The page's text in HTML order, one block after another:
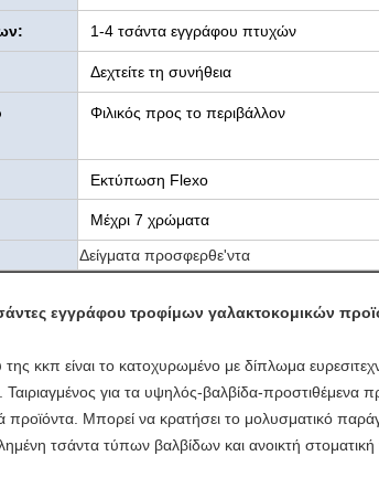
1-4 τσάντα εγγράφου πτυχών
Δεχτείτε τη συνήθεια
Φιλικός προς το περιβάλλον
Εκτύπωση Flexo
Μέχρι 7 χρώματα
Δείγματα προσφερθε'ντα
εγγράφου τροφίμων γαλακτοκομικών
κκπ είναι το κατοχυρωμένο με δίπλωμα
Ταιριαγμένος για τα υψηλός-βαλβίδα-προστιθέμενα
προϊόντα. Μπορεί να κρατήσει το μολυσματικό
τσάντα τύπων βαλβίδων και ανοικτή στοματική